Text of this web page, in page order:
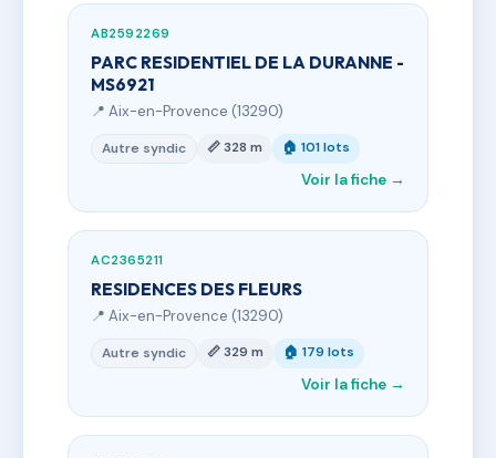
AB2592269
PARC RESIDENTIEL DE LA DURANNE -
MS6921
📍 Aix-en-Provence (13290)
Autre syndic 📏 328 m 🏠 101 lots
Voir la fiche →
AC2365211
RESIDENCES DES FLEURS
📍 Aix-en-Provence (13290)
Autre syndic 📏 329 m 🏠 179 lots
Voir la fiche →